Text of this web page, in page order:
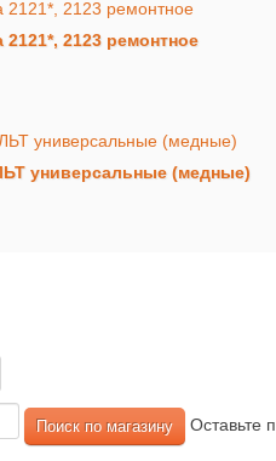
2123 ремонтное
универсальные (медные)
Оставьте